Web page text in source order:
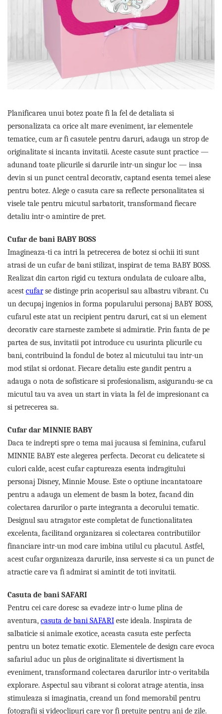
Meniuri & nr de BOTEZ
Plicuri si cartoane pentru
INVITATII
TAVA pentru MOT
Cruciulite de BOTEZ
Invitatii BANCHET
Trusouri & Lumanari Botez
Pahare Miri & Nasi
Cocarde nunta
Meniuri pentru NUNTA
Decoratiuni NUNTA
Planificarea unui botez poate fi la fel de detaliata si
personalizata ca orice alt mare eveniment, iar elementele
tematice, cum ar fi casutele pentru daruri, adauga un strop de
originalitate si incanta invitatii. Aceste casute sunt practice —
adunand toate plicurile si darurile intr-un singur loc — insa
devin si un punct central decorativ, captand esenta temei alese
pentru botez. Alege o casuta care sa reflecte personalitatea si
visele tale pentru micutul sarbatorit, transformand fiecare
detaliu intr-o amintire de pret.
Cufar de bani BABY BOSS
Imagineaza-ti ca intri la petrecerea de botez si ochii iti sunt
atrasi de un cufar de bani stilizat, inspirat de tema BABY BOSS.
Realizat din carton rigid cu textura ondulata de culoare alba,
acest cufarse distinge prin acoperisul sau albastru vibrant. Cu
un decupaj ingenios in forma popularului personaj BABY BOSS,
cufarul este atat un recipient pentru daruri, cat si un element
decorativ care starneste zambete si admiratie. Prin fanta de pe
partea de sus, invitatii pot introduce cu usurinta plicurile cu
bani, contribuind la fondul de botez al micutului tau intr-un
mod stilat si ordonat. Fiecare detaliu este gandit pentru a
adauga o nota de sofisticare si profesionalism, asigurandu-se ca
micutul tau va avea un start in viata la fel de impresionant ca
si petrecerea sa.
Cufar dar MINNIE BABY
Daca te indrepti spre o tema mai jucausa si feminina, cufarul
MINNIE BABY este alegerea perfecta. Decorat cu delicatete si
culori calde, acest cufar captureaza esenta indragitului
personaj Disney, Minnie Mouse. Este o optiune incantatoare
pentru a adauga un element de basm la botez, facand din
colectarea darurilor o parte integranta a decorului tematic.
Designul sau atragator este completat de functionalitatea
excelenta, facilitand organizarea si colectarea contributiilor
financiare intr-un mod care imbina utilul cu placutul. Astfel,
acest cufar organizeaza darurile, insa serveste si ca un punct de
atractie care va fi admirat si amintit de toti invitatii.
Casuta de bani SAFARI
Pentru cei care doresc sa evadeze intr-o lume plina de
aventura, casuta de bani SAFARI este ideala. Inspirata de
salbaticie si animale exotice, aceasta casuta este perfecta
pentru un botez tematic exotic. Elementele de design care evoca
safariul aduc un plus de originalitate si divertisment la
eveniment, transformand colectarea darurilor intr-o veritabila
explorare. Aspectul sau vibrant si colorat atrage atentia, insa
stimuleaza si imaginatia, creand un fond memorabil pentru
fotografii si videoclipuri care vor fi pretuite pentru ani de zile.